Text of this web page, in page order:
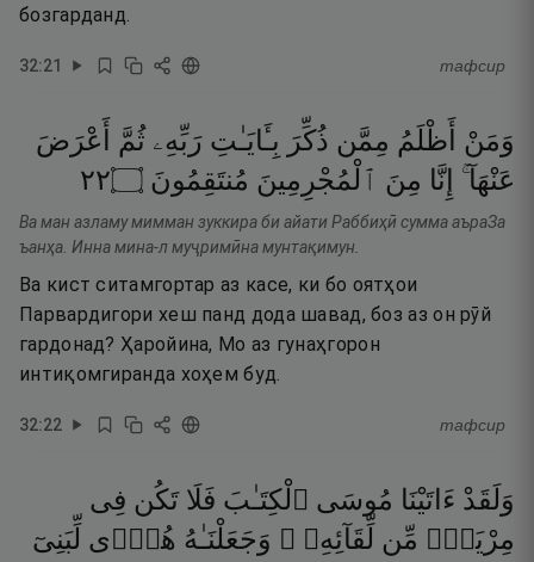
бозгарданд.
32:21 тафсир
وَمَنْ أَظْلَمُ مِمَّن ذُكِّرَ بِـَٔايَـٰتِ رَبِّهِۦ ثُمَّ
أَعْرَضَ
عَنْهَآ ۚ إِنَّا مِنَ ٱلْمُجْرِمِينَ مُنتَقِمُونَ ۝٢٢
Ва ман азламу мимман зуккира би айати Раббиҳӣ сумма аъраЗа
ъанҳа. Инна мина-л муҷримӣна мунтақимун.
Ва кист ситамгортар аз касе, ки бо оятҳои
Парвардигори хеш панд дода шавад, боз аз он рӯй
гардонад? Ҳаройина, Мо аз гунаҳгорон
интиқомгиранда хоҳем буд.
32:22 тафсир
وَلَقَدْ ءَاتَيْنَا مُوسَى ٱلْكِتَـٰبَ فَلَا تَكُن فِى
مِرْيَةٍۢ مِّن لِّقَآئِهِۦ ۖ وَجَعَلْنَـٰهُ هُدًۭى لِّبَنِىٓ